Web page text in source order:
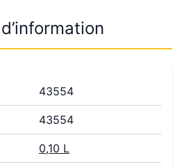
43554
43554
0,10 L